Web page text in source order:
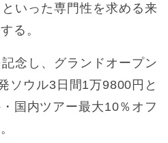
いった専門性を求める来
る。
念し、グランドオープン
ソウル3日間1万9800円と
国内ツアー最大10％オフ